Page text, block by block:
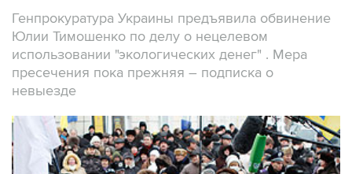
Генпрокуратура Украины предъявила обвинение
Юлии Тимошенко по делу о нецелевом
использовании "экологических денег" . Мера
пресечения пока прежняя – подписка о
невыезде